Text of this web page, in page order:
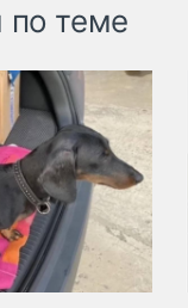
по теме